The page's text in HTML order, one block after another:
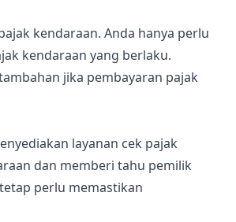
kendaraan. Anda hanya perlu
kendaraan yang berlaku.
jika pembayaran pajak
layanan cek pajak
dan memberi tahu pemilik
perlu memastikan